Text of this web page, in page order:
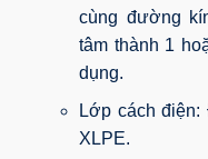
cùng đường
tâm thành 1
dụng.
Lớp cách
XLPE.